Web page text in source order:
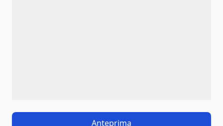
Anteprima